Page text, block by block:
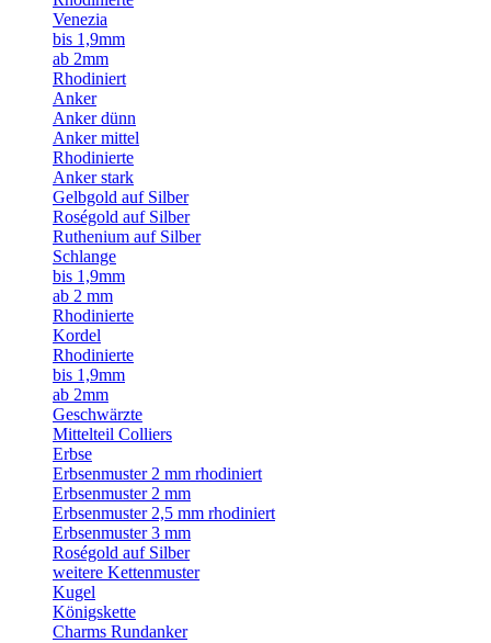
Venezia
bis 1,9mm
ab 2mm
Rhodiniert
Anker
Anker dünn
Anker mittel
Rhodinierte
Anker stark
Gelbgold auf Silber
Roségold auf Silber
Ruthenium auf Silber
Schlange
bis 1,9mm
ab 2 mm
Rhodinierte
Kordel
Rhodinierte
bis 1,9mm
ab 2mm
Geschwärzte
Mittelteil Colliers
Erbse
Erbsenmuster 2 mm rhodiniert
Erbsenmuster 2 mm
Erbsenmuster 2,5 mm rhodiniert
Erbsenmuster 3 mm
Roségold auf Silber
weitere Kettenmuster
Kugel
Königskette
Charms Rundanker